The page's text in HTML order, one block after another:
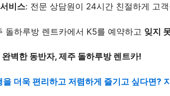
비스: 전문 상담원이 24시간 친절하게 고
돌하루방 렌트카에서 K5를 예약하고 잊지
벽한 동반자, 제주 돌하루방 렌트카!
을 더욱 편리하고 저렴하게 즐기고 싶다면?